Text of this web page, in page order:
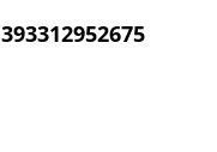
393312952675